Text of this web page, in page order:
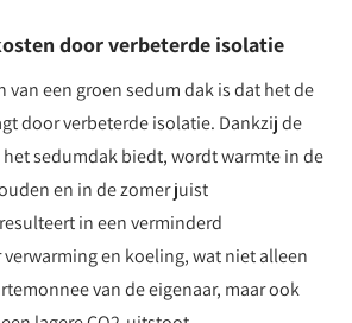
door verbeterde isolatie
van een groen sedum dak is dat het de
door verbeterde isolatie. Dankzij de
sedumdak biedt, wordt warmte in de
en in de zomer juist
in een verminderd
en koeling, wat niet alleen
van de eigenaar, maar ook